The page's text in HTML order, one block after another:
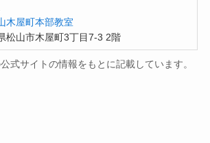
木屋町本部教室
松山市木屋町3丁目7-3 2階
式サイトの情報をもとに記載しています。